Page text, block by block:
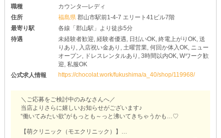
職種
カウンタ―レディ
住所
福島県郡山市駅前1-4-7 エリート41ビル7階
最寄り駅
各線「郡山駅」より徒歩5分
待遇
未経験者歓迎, 経験者優遇, 日払いOK, 終電上がりOK, 送
りあり, 入店祝い金あり, 土曜営業, 何回か体入OK, ニュー
オープン, ドレスレンタルあり, 3時間以内OK, Wワーク歓
迎, 私服OK
公式求人情報
https://chocolat.work/fukushima/a_40/shop/119968/
＼ご応募をご検討中のみなさんへ／
当店よりさらに嬉しいお知らせがございます♪
“働いてみたい欲”がもっとも～っと沸いてきちゃうかも…♡
【萌クリニック（モエクリニック）】